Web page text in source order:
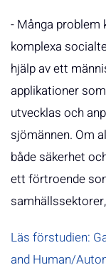
- Många
komplexa
hjälp av ett
applikationer
utvecklas och
sjömännen. Om
både säkerhet
ett förtroende
Läs förstudien:
and Human/